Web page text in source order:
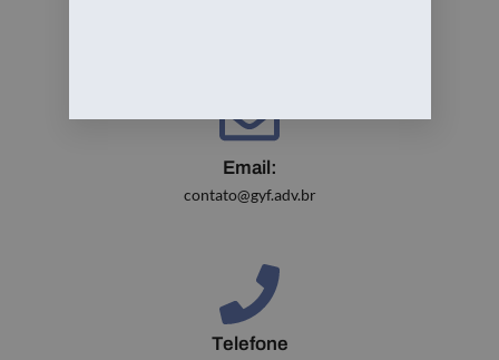
Email:
contato@gyf.adv.br
Telefone